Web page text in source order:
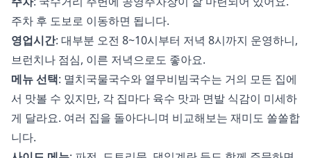
주차 후 도보로 이동하면 됩니다.
영업시간: 대부분 오전 8~10시부터 저녁 8시까지 운영하니,
브런치나 점심, 이른 저녁으로도 좋아요.
메뉴 선택: 멸치국물국수와 열무비빔국수는 거의 모든 집에
서 맛볼 수 있지만, 각 집마다 육수 맛과 면발 식감이 미세하
게 달라요. 여러 집을 돌아다니며 비교해보는 재미도 쏠쏠합
니다.